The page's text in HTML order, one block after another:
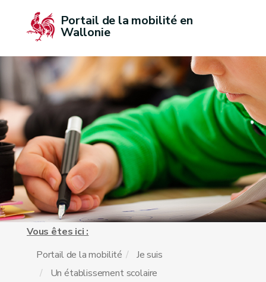
Portail de la mobilité en
Wallonie
Vous êtes ici :
Portail de la mobilité
Je suis
Un établissement scolaire